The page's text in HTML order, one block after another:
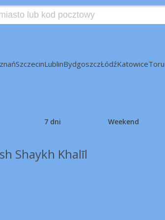
SzczecinLublinBydgoszczŁódźKatowice
7 dni Weekend
Shaykh Khalīl